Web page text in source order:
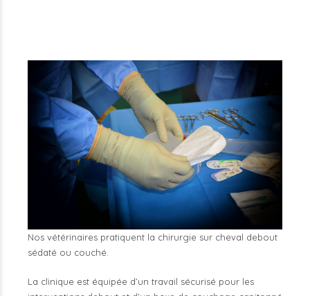
Nos vétérinaires pratiquent la chirurgie sur cheval debout
sédaté ou couché.
La clinique est équipée d’un travail sécurisé pour les